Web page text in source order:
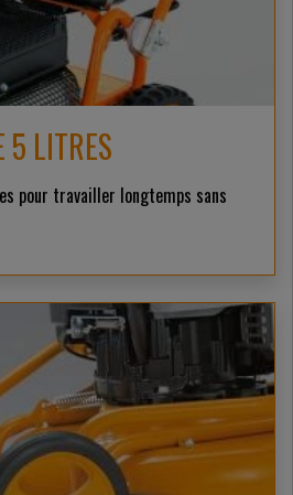
5 LITRES
pour travailler longtemps sans